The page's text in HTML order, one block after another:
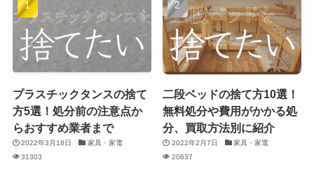
プラスチックタンスの捨て
方5選！処分前の注意点か
らおすすめ業者まで
2022年3月18日
家具・家電
31303
二段ベッドの捨て方10選！
無料処分や費用がかかる処
分、買取方法別に紹介
2022年2月7日
家具・家電
20637